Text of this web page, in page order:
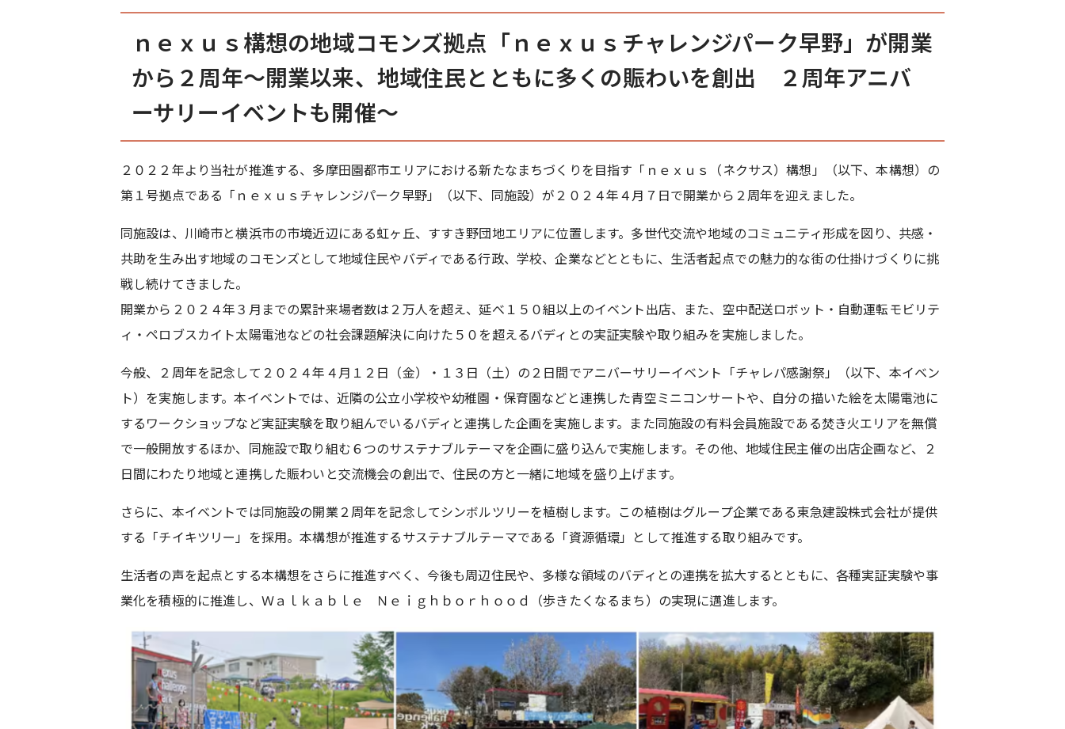
ｎｅｘｕｓ構想の地域コモンズ拠点「ｎｅｘｕｓチャレンジパーク早野」が開業
から２周年～開業以来、地域住民とともに多くの賑わいを創出 ２周年アニバ
ーサリーイベントも開催～
２０２２年より当社が推進する、多摩田園都市エリアにおける新たなまちづくりを目指す「ｎｅｘｕｓ（ネクサス）構想」（以下、本構想）の
第１号拠点である「ｎｅｘｕｓチャレンジパーク早野」（以下、同施設）が２０２４年４月７日で開業から２周年を迎えました。
同施設は、川崎市と横浜市の市境近辺にある虹ヶ丘、すすき野団地エリアに位置します。多世代交流や地域のコミュニティ形成を図り、共感・
共助を生み出す地域のコモンズとして地域住民やバディである行政、学校、企業などとともに、生活者起点での魅力的な街の仕掛けづくりに挑
戦し続けてきました。
開業から２０２４年３月までの累計来場者数は２万人を超え、延べ１５０組以上のイベント出店、また、空中配送ロボット・自動運転モビリテ
ィ・ペロブスカイト太陽電池などの社会課題解決に向けた５０を超えるバディとの実証実験や取り組みを実施しました。
今般、２周年を記念して２０２４年４月１２日（金）・１３日（土）の２日間でアニバーサリーイベント「チャレパ感謝祭」（以下、本イベン
ト）を実施します。本イベントでは、近隣の公立小学校や幼稚園・保育園などと連携した青空ミニコンサートや、自分の描いた絵を太陽電池に
するワークショップなど実証実験を取り組んでいるバディと連携した企画を実施します。また同施設の有料会員施設である焚き火エリアを無償
で一般開放するほか、同施設で取り組む６つのサステナブルテーマを企画に盛り込んで実施します。その他、地域住民主催の出店企画など、２
日間にわたり地域と連携した賑わいと交流機会の創出で、住民の方と一緒に地域を盛り上げます。
さらに、本イベントでは同施設の開業２周年を記念してシンボルツリーを植樹します。この植樹はグループ企業である東急建設株式会社が提供
する「チイキツリー」を採用。本構想が推進するサステナブルテーマである「資源循環」として推進する取り組みです。
生活者の声を起点とする本構想をさらに推進すべく、今後も周辺住民や、多様な領域のバディとの連携を拡大するとともに、各種実証実験や事
業化を積極的に推進し、Ｗａｌｋａｂｌｅ Ｎｅｉｇｈｂｏｒｈｏｏｄ（歩きたくなるまち）の実現に邁進します。